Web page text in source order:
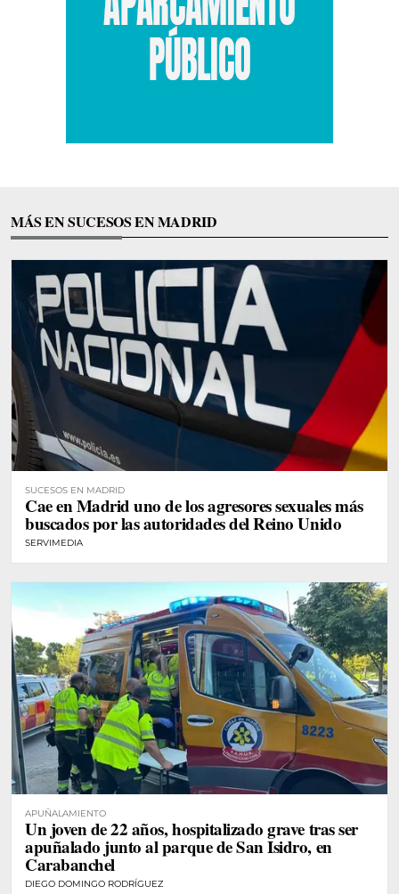
MÁS EN SUCESOS EN MADRID
SUCESOS EN MADRID
Cae en Madrid uno de los agresores sexuales más
buscados por las autoridades del Reino Unido
SERVIMEDIA
APUÑALAMIENTO
Un joven de 22 años, hospitalizado grave tras ser
apuñalado junto al parque de San Isidro, en
Carabanchel
DIEGO DOMINGO RODRÍGUEZ